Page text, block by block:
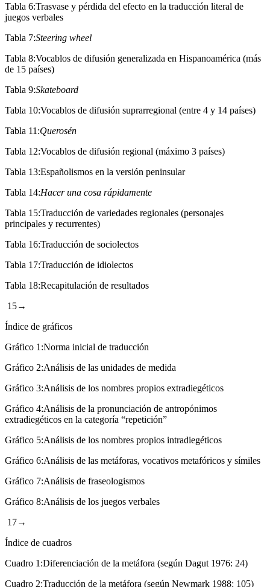
Tabla 6:Trasvase y pérdida del efecto en la traducción literal de
juegos verbales
Tabla 7:Steering wheel
Tabla 8:Vocablos de difusión generalizada en Hispanoamérica (más
de 15 países)
Tabla 9:Skateboard
Tabla 10:Vocablos de difusión suprarregional (entre 4 y 14 países)
Tabla 11:Querosén
Tabla 12:Vocablos de difusión regional (máximo 3 países)
Tabla 13:Españolismos en la versión peninsular
Tabla 14:Hacer una cosa rápidamente
Tabla 15:Traducción de variedades regionales (personajes
principales y recurrentes)
Tabla 16:Traducción de sociolectos
Tabla 17:Traducción de idiolectos
Tabla 18:Recapitulación de resultados
15→
Índice de gráficos
Gráfico 1:Norma inicial de traducción
Gráfico 2:Análisis de las unidades de medida
Gráfico 3:Análisis de los nombres propios extradiegéticos
Gráfico 4:Análisis de la pronunciación de antropónimos
extradiegéticos en la categoría “repetición”
Gráfico 5:Análisis de los nombres propios intradiegéticos
Gráfico 6:Análisis de las metáforas, vocativos metafóricos y símiles
Gráfico 7:Análisis de fraseologismos
Gráfico 8:Análisis de los juegos verbales
17→
Índice de cuadros
Cuadro 1:Diferenciación de la metáfora (según Dagut 1976: 24)
Cuadro 2:Traducción de la metáfora (según Newmark 1988: 105)